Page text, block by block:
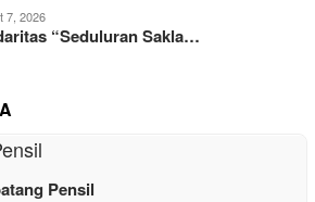
7, 2026
“Seduluran Sakla…
Pensil